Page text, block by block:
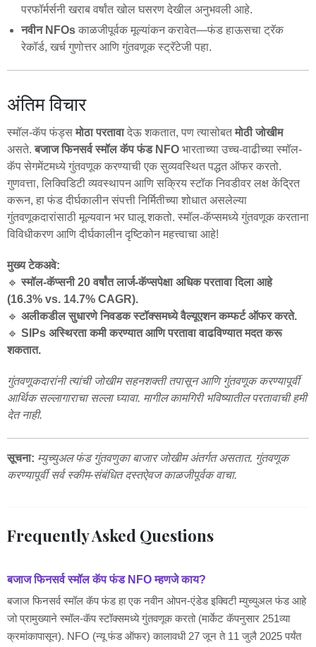
परफॉर्मर्सनी खराब वर्षांत खोल घसरण देखील अनुभवली आहे.
नवीन NFOs काळजीपूर्वक मूल्यांकन करावेत—फंड हाऊसचा ट्रॅक
रेकॉर्ड, खर्च गुणोत्तर आणि गुंतवणूक स्ट्रॅटेजी पहा.
अंतिम विचार
स्मॉल-कॅप फंड्समोठा परतावादेऊ शकतात, पण त्यासोबतमोठी जोखीम
असते.बजाज फिनसर्व स्मॉल कॅप फंड NFO भारताच्या उच्च-वाढीच्या स्मॉल-
कॅप सेगमेंटमध्ये गुंतवणूक करण्याची एक सुव्यवस्थित पद्धत ऑफर करतो.
गुणवत्ता, लिक्विडिटी व्यवस्थापन आणि सक्रिय स्टॉक निवडीवर लक्ष केंद्रित
करून, हा फंड दीर्घकालीन संपत्ती निर्मितीच्या शोधात असलेल्या
गुंतवणूकदारांसाठी मूल्यवान भर घालू शकतो. स्मॉल-कॅप्समध्ये गुंतवणूक करताना
विविधीकरण आणि दीर्घकालीन दृष्टिकोन महत्त्वाचा आहे!
मुख्य टेकअवे:
🔹स्मॉल-कॅप्सनी 20 वर्षांत लार्ज-कॅप्सपेक्षा अधिक परतावा दिला आहे
(16.3% vs. 14.7% CAGR).
🔹 अलीकडील सुधारणे निवडक स्टॉक्समध्ये वैल्यूएशन कम्फर्ट ऑफर करते.
🔹 SIPs अस्थिरता कमी करण्यात आणि परतावा वाढविण्यात मदत करू
शकतात.
गुंतवणूकदारांनी त्यांची जोखीम सहनशक्ती तपासून आणि गुंतवणूक करण्यापूर्वी
आर्थिक सल्लागाराचा सल्ला घ्यावा. मागील कामगिरी भविष्यातील परतावाची हमी
देत नाही.
सूचना: म्युच्युअल फंड गुंतवणुका बाजार जोखीम अंतर्गत असतात. गुंतवणूक
करण्यापूर्वी सर्व स्कीम-संबंधित दस्तऐवज काळजीपूर्वक वाचा.
Frequently Asked Questions
बजाज फिनसर्व स्मॉल कॅप फंड NFO म्हणजे काय?
बजाज फिनसर्व स्मॉल कॅप फंड हा एक नवीन ओपन-एंडेड इक्विटी म्युच्युअल फंड आहे
जो प्रामुख्याने स्मॉल-कॅप स्टॉक्समध्ये गुंतवणूक करतो (मार्केट कॅपनुसार 251व्या
क्रमांकापासून). NFO (न्यू फंड ऑफर) कालावधी 27 जून ते 11 जुलै 2025 पर्यंत